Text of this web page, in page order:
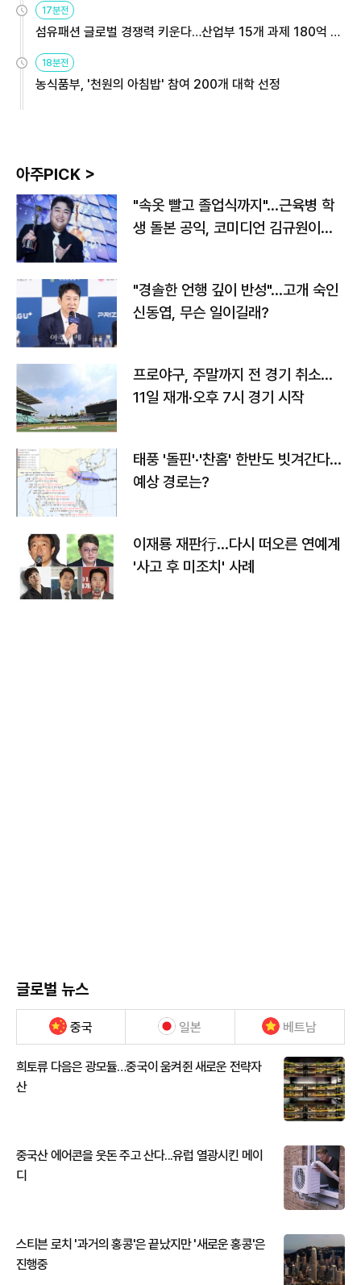
17분전
섬유패션 글로벌 경쟁력 키운다…산업부 15개 과제 180억 지
18분전
농식품부, '천원의 아침밥' 참여 200개 대학 선정
아주PICK >
"속옷 빨고 졸업식까지"…근육병 학
생 돌본 공익, 코미디언 김규원이었
"경솔한 언행 깊이 반성"…고개 숙인
신동엽, 무슨 일이길래?
프로야구, 주말까지 전 경기 취소…
11일 재개·오후 7시 경기 시작
태풍 '돌핀'·'찬홈' 한반도 빗겨간다…
예상 경로는?
이재룡 재판行…다시 떠오른 연예계
'사고 후 미조치' 사례
글로벌 뉴스
중국 일본 베트남
희토류 다음은 광모듈…중국이 움켜쥔 새로운 전략자
산
중국산 에어콘을 웃돈 주고 산다...유럽 열광시킨 메이
디
스티븐 로치 '과거의 홍콩'은 끝났지만 '새로운 홍콩'은
진행중